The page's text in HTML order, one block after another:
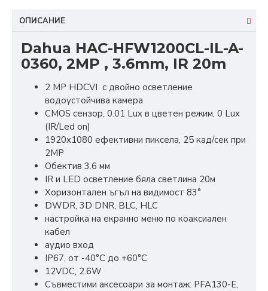
ОПИСАНИЕ
Dahua HAC-HFW1200CL-IL-A-
0360, 2MP , 3.6mm, IR 20m
2 MP HDCVI с двойно осветление
водоустойчива камера
CMOS сензор, 0.01 Lux в цветен режим, 0 Lux
(IR/Led on)
1920х1080 ефективни пиксела, 25 кад/сек при
2MP
Обектив 3.6 мм
IR и LED осветление бяла светлина 20м
Хоризонтален ъгъл на видимост 83°
DWDR, 3D DNR, BLC, HLC
настройка на екранно меню по коаксиален
кабел
аудио вход
IP67, oт -40°С до +60°С
12VDC, 2.6W
Съвместими аксесоари за монтаж: PFA130-E,